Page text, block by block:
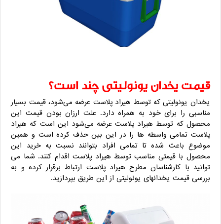
قیمت یخدان یونولیتی چند است؟
یخدان یونولیتی که توسط هیراد پلاست عرضه می‌شود، قیمت بسیار
مناسبی را برای خود به همراه دارد. علت ارزان بودن قیمت این
محصول که توسط هیراد پلاست عرضه می‌شود این است که هیراد
پلاست تمامی واسطه ها را در این بین حذف کرده است و همین
موضوع باعث شده تا تمامی افراد بتوانند نسبت به خرید این
محصول با قیمتی مناسب توسط هیراد پلاست اقدام کنند. شما می
توانید با کارشناسان مطرح هیراد پلاست ارتباط برقرار کرده و به
بررسی قیمت یخدانهای یونولیتی از این طریق بپردازید.